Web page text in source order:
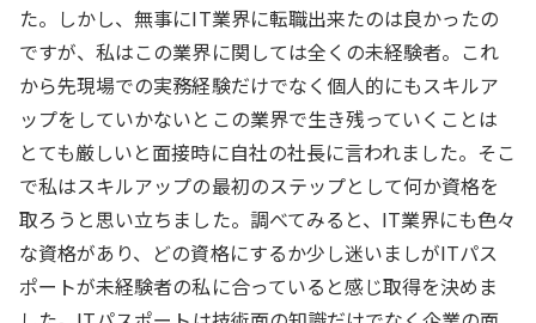
た。しかし、無事にIT業界に転職出来たのは良かったの
ですが、私はこの業界に関しては全くの未経験者。これ
から先現場での実務経験だけでなく個人的にもスキルア
ップをしていかないとこの業界で生き残っていくことは
とても厳しいと面接時に自社の社長に言われました。そこ
で私はスキルアップの最初のステップとして何か資格を
取ろうと思い立ちました。調べてみると、IT業界にも色々
な資格があり、どの資格にするか少し迷いましがITパス
ポートが未経験者の私に合っていると感じ取得を決めま